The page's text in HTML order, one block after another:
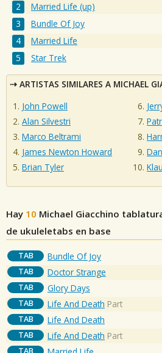
Married Life (up)
Bundle Of Joy
Married Life
Star Trek
ARTISTAS SIMILARES A MICHAEL
John Powell
Alan Silvestri
Marco Beltrami
James Newton Howard
Brian Tyler
Hay 10 Michael Giacchino
de ukuleletabs en base
TAB Bundle Of Joy
TAB Doctor Strange
TAB Glory Days
TAB Life And Death Part
TAB Life And Death
TAB Life And Death Part
TAB